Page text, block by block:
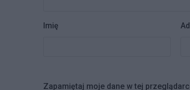
Imię
Zapamiętaj moje dane w tej